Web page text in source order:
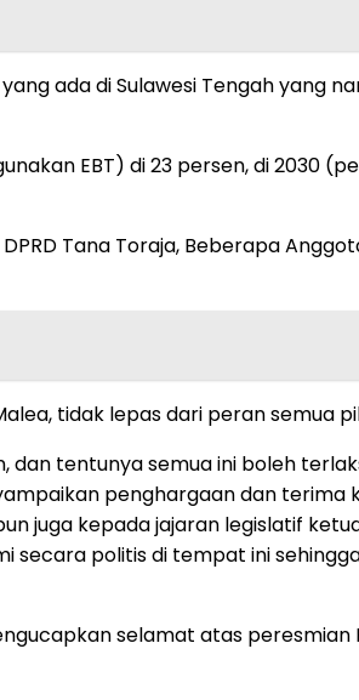
ada di Sulawesi Tengah yang
EBT) di 23 persen, di 2030
Tana Toraja, Beberapa
tidak lepas dari peran semua
dan tentunya semua ini boleh
penghargaan dan terima
juga kepada jajaran legislatif
secara politis di tempat ini
selamat atas peresmian